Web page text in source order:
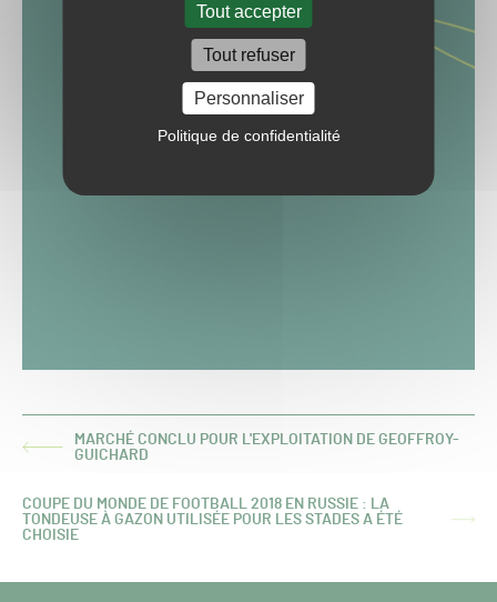
Tout accepter
Tout refuser
Personnaliser
Politique de confidentialité
ARTICLE
MARCHÉ CONCLU POUR L'EXPLOITATION DE GEOFFROY-
GUICHARD
ARTICLE
SUIVANT :
COUPE DU MONDE DE FOOTBALL 2018 EN RUSSIE : LA
TONDEUSE À GAZON UTILISÉE POUR LES STADES A ÉTÉ
CHOISIE